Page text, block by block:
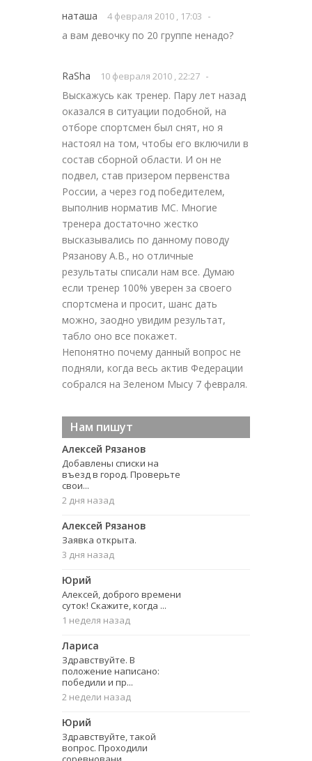
наташа 4 февраля 2010 , 17:03 -
а вам девочку по 20 группе ненадо?
RaSha 10 февраля 2010 , 22:27 -
Выскажусь как тренер. Пару лет назад
оказался в ситуации подобной, на
отборе спортсмен был снят, но я
настоял на том, чтобы его включили в
состав сборной области. И он не
подвел, став призером первенства
России, а через год победителем,
выполнив норматив МС. Многие
тренера достаточно жестко
высказывались по данному поводу
Рязанову А.В., но отличные
результаты списали нам все. Думаю
если тренер 100% уверен за своего
спортсмена и просит, шанс дать
можно, заодно увидим результат,
табло оно все покажет.
Непонятно почему данный вопрос не
подняли, когда весь актив Федерации
собрался на Зеленом Мысу 7 февраля.
Нам пишут
Алексей Рязанов
Добавлены списки на
въезд в город. Проверьте
свои...
2 дня назад
Алексей Рязанов
Заявка открыта.
3 дня назад
Юрий
Алексей, доброго времени
суток! Скажите, когда ...
1 неделя назад
Лариса
Здравствуйте. В
положение написано:
победили и пр...
2 недели назад
Юрий
Здравствуйте, такой
вопрос. Проходили